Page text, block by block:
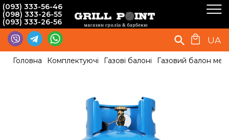
(093) 333-56-46
(098) 333-26-55
(093) 333-26-56
UA
Головна Комплектуючі Газові балоні Газовий балон